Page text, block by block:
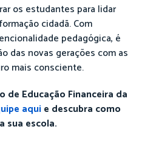
os estudantes para lidar
cidadã. Com
pedagógica, é
das novas gerações com as
mais consciente.
de Educação Financeira da
aquie descubra como
sua escola.